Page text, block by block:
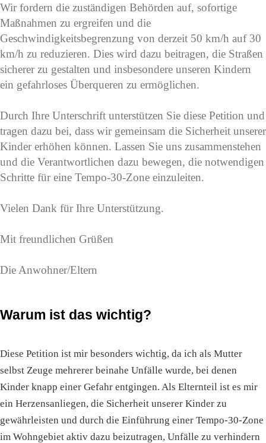
Wir fordern die zuständigen Behörden auf, sofortige
Maßnahmen zu ergreifen und die
Geschwindigkeitsbegrenzung von derzeit 50 km/h auf 30
km/h zu reduzieren. Dies wird dazu beitragen, die Straßen
sicherer zu gestalten und insbesondere unseren Kindern
ein gefahrloses Überqueren zu ermöglichen.
Durch Ihre Unterschrift unterstützen Sie diese Petition und
tragen dazu bei, dass wir gemeinsam die Sicherheit unserer
Kinder erhöhen können. Lassen Sie uns zusammenstehen
und die Verantwortlichen dazu bewegen, die notwendigen
Schritte für eine Tempo-30-Zone einzuleiten.
Vielen Dank für Ihre Unterstützung.
Mit freundlichen Grüßen
Die Anwohner/Eltern
Warum ist das wichtig?
Diese Petition ist mir besonders wichtig, da ich als Mutter
selbst Zeuge mehrerer beinahe Unfälle wurde, bei denen
Kinder knapp einer Gefahr entgingen. Als Elternteil ist es mir
ein Herzensanliegen, die Sicherheit unserer Kinder zu
gewährleisten und durch die Einführung einer Tempo-30-Zone
im Wohngebiet aktiv dazu beizutragen, Unfälle zu verhindern